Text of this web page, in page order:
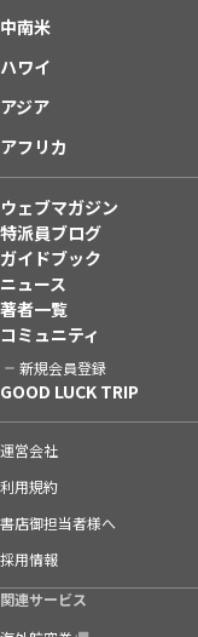
中南米
ハワイ
アジア
アフリカ
ウェブマガジン
特派員ブログ
ガイドブック
ニュース
著者一覧
コミュニティ
新規会員登録
GOOD LUCK TRIP
運営会社
利用規約
書店御担当者様へ
採用情報
関連サービス